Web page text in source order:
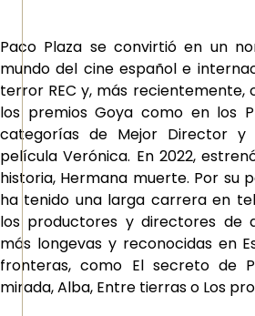
Paco Plaza se convirtió en un
mundo del cine español e
terror REC y, más recientemente,
los premios Goya como en los
categorías de Mejor Director y
película Verónica. En 2022,
historia, Hermana muerte. Por su
ha tenido una larga carrera en
los productores y directores de
más longevas y reconocidas en
fronteras, como El secreto de
mirada, Alba, Entre tierras o Los